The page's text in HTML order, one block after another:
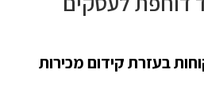
בעזרת קידום מכירות